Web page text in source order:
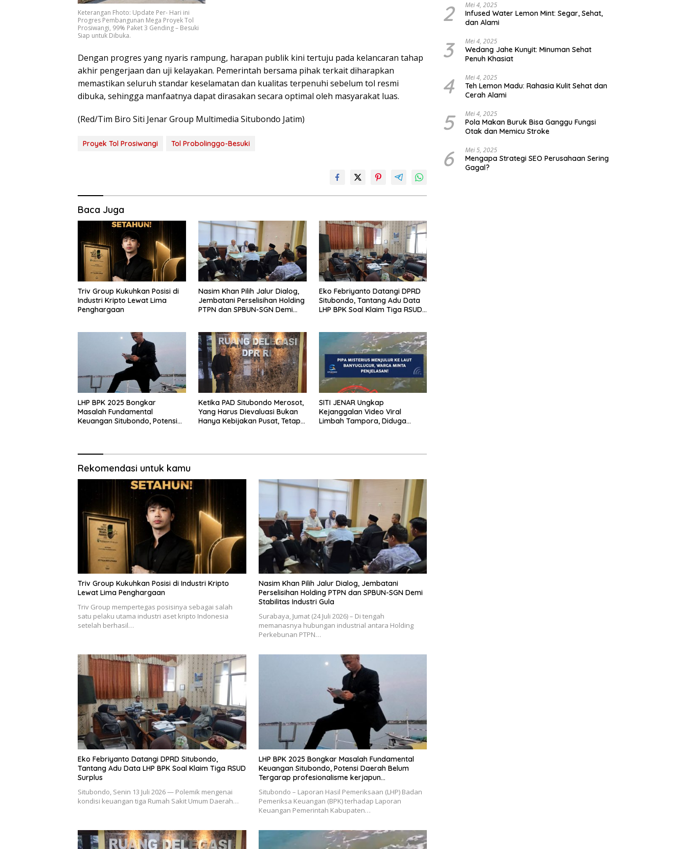
Keterangan Fhoto: Update Per- Hari ini
Progres Pembangunan Mega Proyek Tol
Prosiwangi, 99% Paket 3 Gending – Besuki
Siap untuk Dibuka.
Dengan progres yang nyaris rampung, harapan publik kini tertuju pada kelancaran tahap
akhir pengerjaan dan uji kelayakan. Pemerintah bersama pihak terkait diharapkan
memastikan seluruh standar keselamatan dan kualitas terpenuhi sebelum tol resmi
dibuka, sehingga manfaatnya dapat dirasakan secara optimal oleh masyarakat luas.
(Red/Tim Biro Siti Jenar Group Multimedia Situbondo Jatim)
Proyek Tol Prosiwangi Tol Probolinggo-Besuki
Baca Juga
Triv Group Kukuhkan Posisi di
Industri Kripto Lewat Lima
Penghargaan
Nasim Khan Pilih Jalur Dialog,
Jembatani Perselisihan Holding
PTPN dan SPBUN-SGN Demi
Eko Febriyanto Datangi DPRD
Situbondo, Tantang Adu Data
LHP BPK Soal Klaim Tiga RSUD
LHP BPK 2025 Bongkar
Masalah Fundamental
Keuangan Situbondo, Potensi
Ketika PAD Situbondo Merosot,
Yang Harus Dievaluasi Bukan
Hanya Kebijakan Pusat, Tetapi
SITI JENAR Ungkap
Kejanggalan Video Viral
Limbah Tampora, Diduga
Rekomendasi untuk kamu
Triv Group Kukuhkan Posisi di Industri Kripto
Lewat Lima Penghargaan
Triv Group mempertegas posisinya sebagai salah
satu pelaku utama industri aset kripto Indonesia
setelah berhasil…
Nasim Khan Pilih Jalur Dialog, Jembatani
Perselisihan Holding PTPN dan SPBUN-SGN Demi
Stabilitas Industri Gula
Surabaya, Jumat (24 Juli 2026) – Di tengah
memanasnya hubungan industrial antara Holding
Perkebunan PTPN…
Eko Febriyanto Datangi DPRD Situbondo,
Tantang Adu Data LHP BPK Soal Klaim Tiga RSUD
Surplus
Situbondo, Senin 13 Juli 2026 — Polemik mengenai
kondisi keuangan tiga Rumah Sakit Umum Daerah…
LHP BPK 2025 Bongkar Masalah Fundamental
Keuangan Situbondo, Potensi Daerah Belum
Tergarap profesionalisme kerjapun
Situbondo – Laporan Hasil Pemeriksaan (LHP) Badan
Pemeriksa Keuangan (BPK) terhadap Laporan
Keuangan Pemerintah Kabupaten…
2 Mei 4, 2025
Infused Water Lemon Mint: Segar, Sehat,
dan Alami
3 Mei 4, 2025
Wedang Jahe Kunyit: Minuman Sehat
Penuh Khasiat
4 Mei 4, 2025
Teh Lemon Madu: Rahasia Kulit Sehat dan
Cerah Alami
5 Mei 4, 2025
Pola Makan Buruk Bisa Ganggu Fungsi
Otak dan Memicu Stroke
6 Mei 5, 2025
Mengapa Strategi SEO Perusahaan Sering
Gagal?